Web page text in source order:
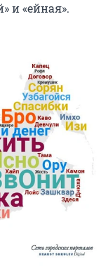
и «ейная».